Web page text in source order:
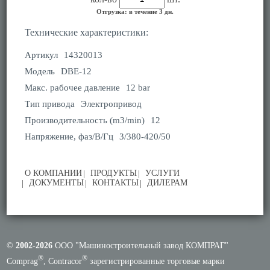
Отгрузка: в течение 3 дн.
Технические характеристики:
Артикул
14320013
Модель
DBE-12
Макс. рабочее давление
12 bar
Тип привода
Электропривод
Производительность (m3/min)
12
Напряжение, фаз/В/Гц
3/380-420/50
О КОМПАНИИ ПРОДУКТЫ
УСЛУГИ
ДОКУМЕНТЫ
КОНТАКТЫ ДИЛЕРАМ
©2002-2026 ООО "Машиностроительный завод КОМПРАГ"
Comprag® , Contracor® зарегистрированные торговые марки